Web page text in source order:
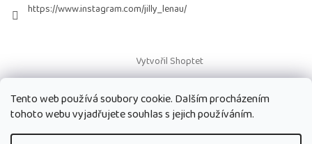
Tento web používá soubory cookie. Dalším procházením
tohoto webu vyjadřujete souhlas s jejich používáním.
https://www.instagram.com/jilly_lenau/
Vytvořil Shoptet
Copyright 2026Paruky Jilly Lenau s.r.o.. Všechna práva vyhrazena.